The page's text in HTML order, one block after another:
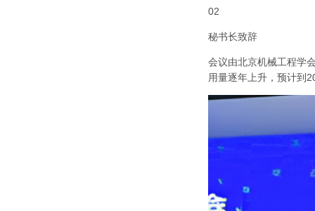
02
秘书长致辞
会议由北京机械工程学
用量逐年上升，预计到